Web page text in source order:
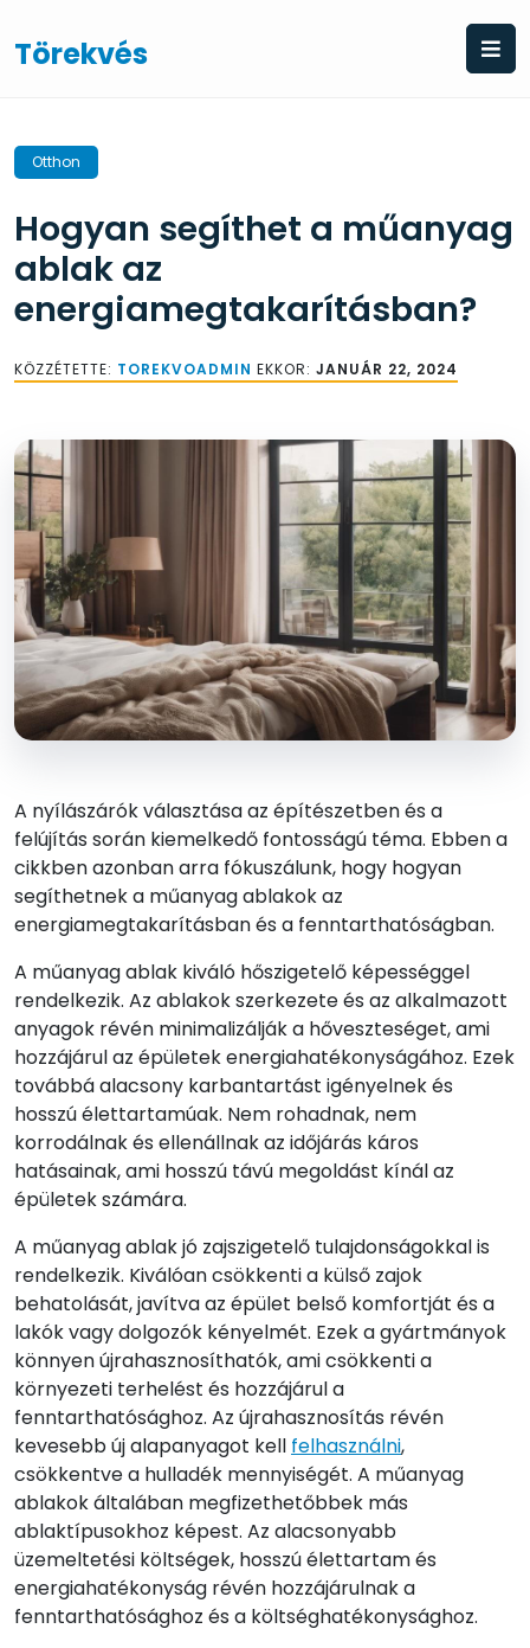
to
content
Törekvés
Otthon
Hogyan segíthet a műanyag
ablak az
energiamegtakarításban?
KÖZZÉTETTE: TOREKVOADMIN EKKOR: JANUÁR 22, 2024
A nyílászárók választása az építészetben és a
felújítás során kiemelkedő fontosságú téma. Ebben a
cikkben azonban arra fókuszálunk, hogy hogyan
segíthetnek a műanyag ablakok az
energiamegtakarításban és a fenntarthatóságban.
A műanyag ablak kiváló hőszigetelő képességgel
rendelkezik. Az ablakok szerkezete és az alkalmazott
anyagok révén minimalizálják a hőveszteséget, ami
hozzájárul az épületek energiahatékonyságához. Ezek
továbbá alacsony karbantartást igényelnek és
hosszú élettartamúak. Nem rohadnak, nem
korrodálnak és ellenállnak az időjárás káros
hatásainak, ami hosszú távú megoldást kínál az
épületek számára.
A műanyag ablak jó zajszigetelő tulajdonságokkal is
rendelkezik. Kiválóan csökkenti a külső zajok
behatolását, javítva az épület belső komfortját és a
lakók vagy dolgozók kényelmét. Ezek a gyártmányok
könnyen újrahasznosíthatók, ami csökkenti a
környezeti terhelést és hozzájárul a
fenntarthatósághoz. Az újrahasznosítás révén
kevesebb új alapanyagot kell felhasználni,
csökkentve a hulladék mennyiségét. A műanyag
ablakok általában megfizethetőbbek más
ablaktípusokhoz képest. Az alacsonyabb
üzemeltetési költségek, hosszú élettartam és
energiahatékonyság révén hozzájárulnak a
fenntarthatósághoz és a költséghatékonysághoz.